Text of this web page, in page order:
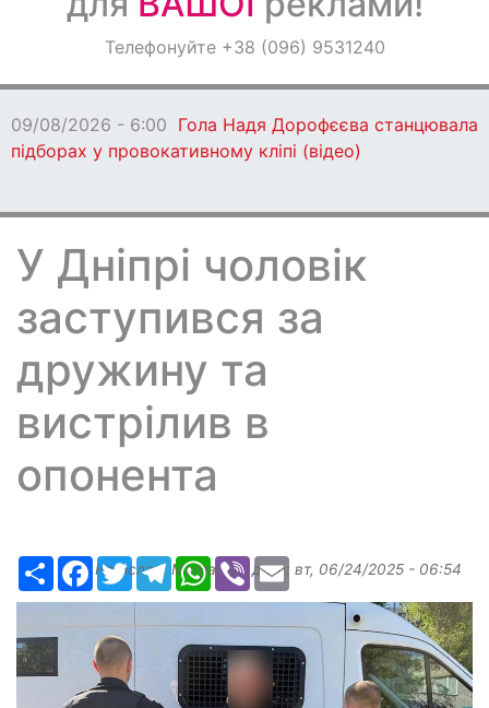
ОголошенняТелефонуйте +38 (096) 9531240
09/08/2026 - 6:00 Гола Надя Дорофєєва станцювала
підборах у провокативному кліпі (відео)
У Дніпрі чоловік
заступився за
дружину та
вистрілив в
опонента
РесурсFacebook
TwitterTelegramWhatsApp
Viber Email
Надіслав: Margarita, дата: вт, 06/24/2025 - 06:54